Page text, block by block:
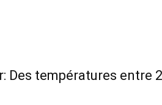
Des températures entre